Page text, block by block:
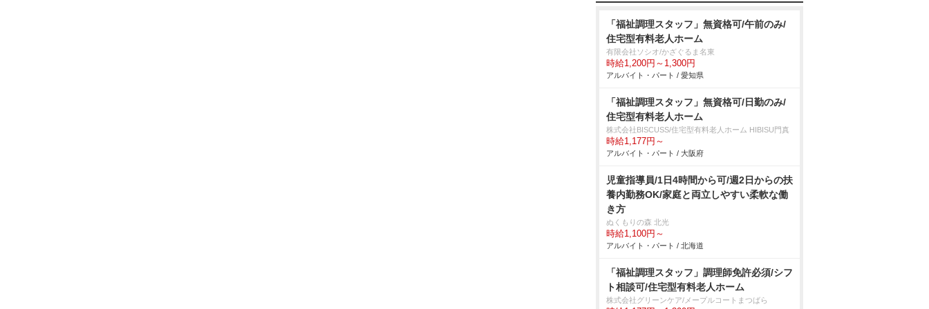
「福祉調理スタッフ」無資格可/午前のみ/
住宅型有料老人ホーム
有限会社ソシオ/かざぐるま名東
時給1,200円～1,300円
アルバイト・パート / 愛知県
「福祉調理スタッフ」無資格可/日勤のみ/
住宅型有料老人ホーム
株式会社BISCUSS/住宅型有料老人ホーム HIBISU門真
時給1,177円～
アルバイト・パート / 大阪府
児童指導員/1日4時間から可/週2日からの扶
養内勤務OK/家庭と両立しやすい柔軟な働
き方
ぬくもりの森 北光
時給1,100円～
アルバイト・パート / 北海道
「福祉調理スタッフ」調理師免許必須/シフ
ト相談可/住宅型有料老人ホーム
株式会社グリーンケア/メープルコートまつばら